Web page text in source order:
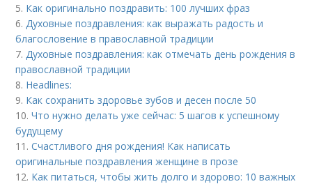
5. Как оригинально поздравить: 100 лучших фраз
6.Духовные поздравления: как выражать радость и
благословение в православной традиции
7.Духовные поздравления: как отмечать день рождения в
православной традиции
8. Headlines:
9. Как сохранить здоровье зубов и десен после 50
10.Что нужно делать уже сейчас: 5 шагов к успешному
будущему
11.Счастливого дня рождения! Как написать
оригинальные поздравления женщине в прозе
12. Как питаться, чтобы жить долго и здорово: 10 важных